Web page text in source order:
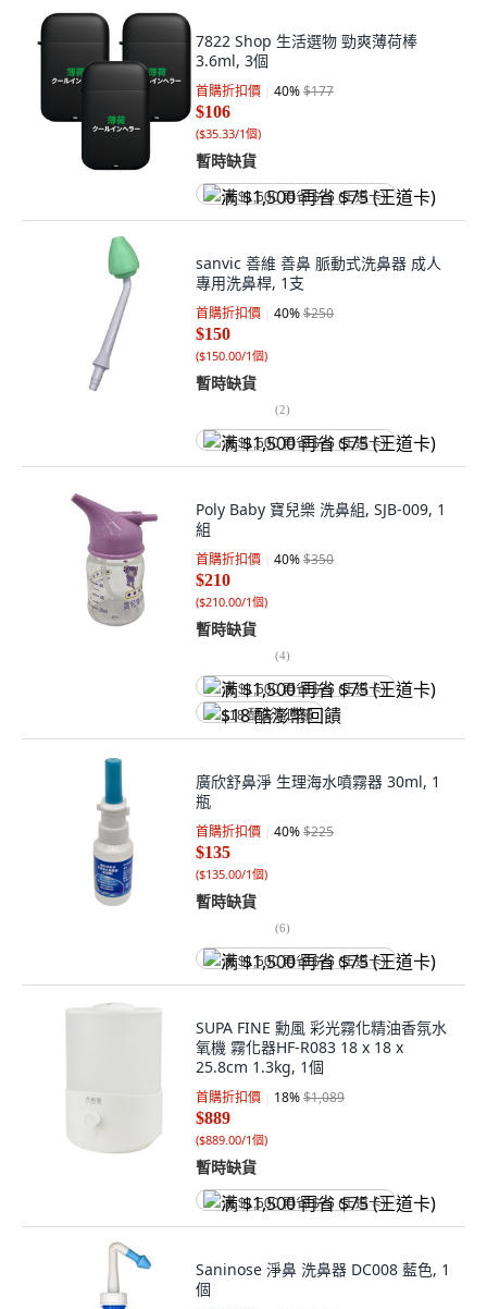
7822 Shop 生活選物 勁爽薄荷棒
3.6ml, 3個
首購折扣價 40%$177
$106
($35.33/1個)
暫時缺貨
满 $1,500 再省 $75 (王道卡)
sanvic 善維 善鼻 脈動式洗鼻器 成人
專用洗鼻桿, 1支
首購折扣價 40%$250
$150
($150.00/1個)
暫時缺貨
(2)
满 $1,500 再省 $75 (王道卡)
Poly Baby 寶兒樂 洗鼻組, SJB-009, 1
組
首購折扣價 40%$350
$210
($210.00/1個)
暫時缺貨
(4)
满 $1,500 再省 $75 (王道卡)
$18 酷澎幣回饋
廣欣舒鼻淨 生理海水噴霧器 30ml, 1
瓶
首購折扣價 40%$225
$135
($135.00/1個)
暫時缺貨
(6)
满 $1,500 再省 $75 (王道卡)
SUPA FINE 勳風 彩光霧化精油香氛水
氧機 霧化器HF-R083 18 x 18 x
25.8cm 1.3kg, 1個
首購折扣價 18%$1,089
$889
($889.00/1個)
暫時缺貨
满 $1,500 再省 $75 (王道卡)
Saninose 淨鼻 洗鼻器 DC008 藍色, 1
個